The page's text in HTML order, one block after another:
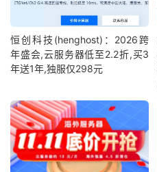
恒创科技(henghost)：2026跨
年盛会,云服务器低至2.2折,买3
年送1年,独服仅298元